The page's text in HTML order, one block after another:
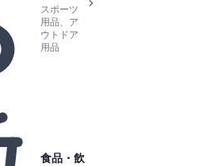
スポーツ
用品、ア
ウトドア
用品
食品・飲